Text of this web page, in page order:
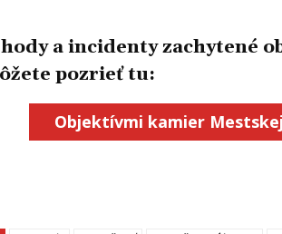
a incidenty zachytené
pozrieť tu:
Objektívmi kamier